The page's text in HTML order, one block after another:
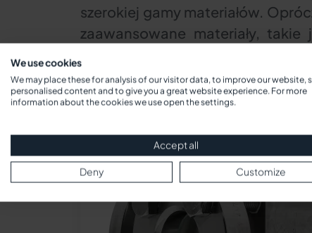
szerokiej gamy materiałów.
zaawansowane materiały,
We use cookies
We may place these for analysis of our visitor data, to improve our website,
personalised content and to give you a great website experience. For more
information about the cookies we use open the settings.
Accept all
Deny Customize